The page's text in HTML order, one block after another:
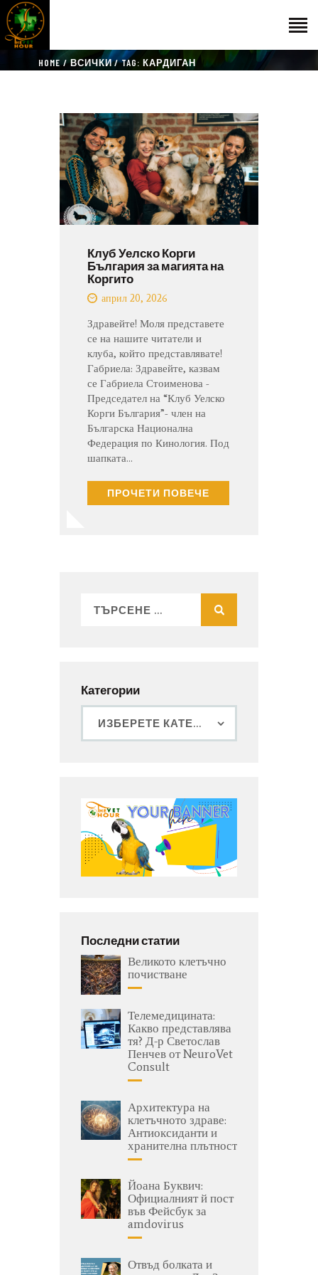
HOME ВСИЧКИ TAG: КАРДИГАН
ЕКИП
КАТАЛОГ
THE VET HOUR
БЛОГ
КОНТАКТ
Клуб Уелско Корги
България за магията на
Коргито
април 20, 2026
Здравейте! Моля представете
се на нашите читатели и
клуба, който представлявате!
Габриела: Здравейте, казвам
се Габриела Стоименова -
Председател на “Клуб Уелско
Корги България”- член на
Българска Национална
Федерация по Кинология. Под
шапката…
ПРОЧЕТИ ПОВЕЧЕ
Категории
Последни статии
Великото клетъчно
почистване
Телемедицината:
Какво представлява
тя? Д-р Светослав
Пенчев от NeuroVet
Consult
Архитектура на
клетъчното здраве:
Антиоксиданти и
хранителна плътност
Йоана Буквич:
Официалният й пост
във Фейсбук за
amdovirus
Отвъд болката и